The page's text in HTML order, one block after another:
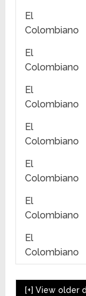
El
Colombiano
El
Colombiano
El
Colombiano
El
Colombiano
El
Colombiano
El
Colombiano
El
Colombiano
[+]View older